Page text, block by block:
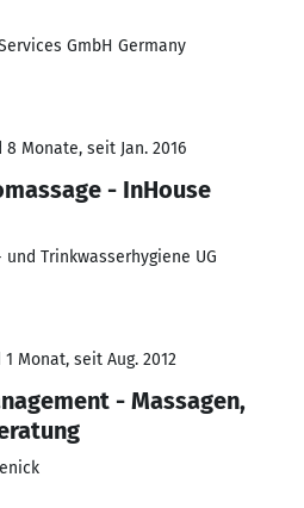
GmbH Germany
8 Monate, seit Jan. 2016
- InHouse
Trinkwasserhygiene UG
1 Monat, seit Aug. 2012
- Massagen,